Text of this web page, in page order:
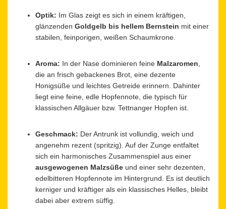
Optik: Im Glas zeigt es sich in einem kräftigen,
glänzenden Goldgelb bis hellem Bernstein mit einer
stabilen, feinporigen, weißen Schaumkrone.
Aroma: In der Nase dominieren feine Malzaromen,
die an frisch gebackenes Brot, eine dezente
Honigsüße und leichtes Getreide erinnern. Dahinter
liegt eine feine, edle Hopfennote, die typisch für
klassischen Allgäuer bzw. Tettnanger Hopfen ist.
Geschmack: Der Antrunk ist vollundig, weich und
angenehm rezent (spritzig). Auf der Zunge entfaltet
sich ein harmonisches Zusammenspiel aus einer
ausgewogenen Malzsüße und einer sehr dezenten,
edelbitteren Hopfennote im Hintergrund. Es ist deutlich
kerniger und kräftiger als ein klassisches Helles, bleibt
dabei aber extrem süffig.